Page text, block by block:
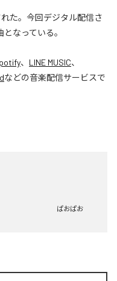
れた。今回デジタル配信さ
なっている。
、 LINE MUSIC、
などの音楽配信サービスで
ぱおぱお